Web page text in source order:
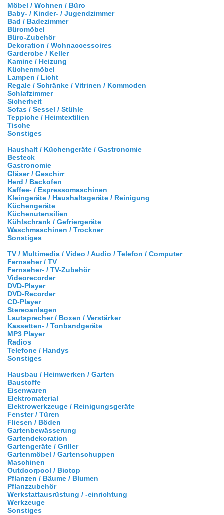
Möbel / Wohnen / Büro
Baby- / Kinder- / Jugendzimmer
Bad / Badezimmer
Büromöbel
Büro-Zubehör
Dekoration / Wohnaccessoires
Garderobe / Keller
Kamine / Heizung
Küchenmöbel
Lampen / Licht
Regale / Schränke / Vitrinen / Kommoden
Schlafzimmer
Sicherheit
Sofas / Sessel / Stühle
Teppiche / Heimtextilien
Tische
Sonstiges
Haushalt / Küchengeräte / Gastronomie
Besteck
Gastronomie
Gläser / Geschirr
Herd / Backofen
Kaffee- / Espressomaschinen
Kleingeräte / Haushaltsgeräte / Reinigung
Küchengeräte
Küchenutensilien
Kühlschrank / Gefriergeräte
Waschmaschinen / Trockner
Sonstiges
TV / Multimedia / Video / Audio / Telefon / Computer
Fernseher / TV
Fernseher- / TV-Zubehör
Videorecorder
DVD-Player
DVD-Recorder
CD-Player
Stereoanlagen
Lautsprecher / Boxen / Verstärker
Kassetten- / Tonbandgeräte
MP3 Player
Radios
Telefone / Handys
Sonstiges
Hausbau / Heimwerken / Garten
Baustoffe
Eisenwaren
Elektromaterial
Elektrowerkzeuge / Reinigungsgeräte
Fenster / Türen
Fliesen / Böden
Gartenbewässerung
Gartendekoration
Gartengeräte / Griller
Gartenmöbel / Gartenschuppen
Maschinen
Outdoorpool / Biotop
Pflanzen / Bäume / Blumen
Pflanzzubehör
Werkstattausrüstung / -einrichtung
Werkzeuge
Sonstiges